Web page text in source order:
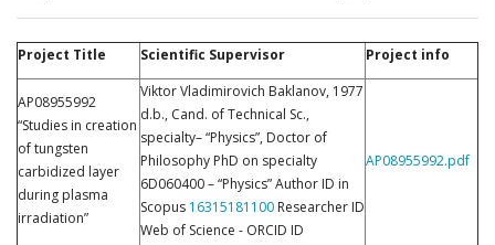
Project Title Scientific Supervisor Project info
AP08955992
“Studies in creation
of tungsten
carbidized layer
during plasma
irradiation”
Viktor Vladimirovich Baklanov, 1977
d.b., Cand. of Technical Sc.,
specialty– “Physics”, Doctor of
Philosophy PhD on specialty
6D060400 – “Physics” Author ID in
Scopus 16315181100 Researcher ID
Web of Science - ORCID ID
AP08955992.pdf